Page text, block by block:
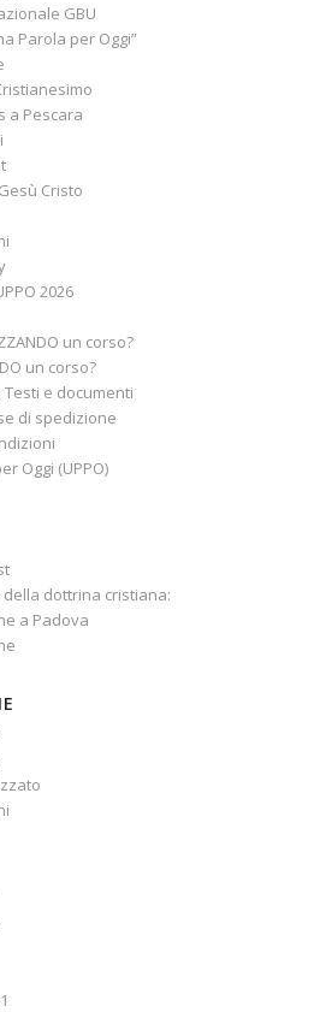
GBU
Parola per Oggi”
a Pescara
Cristo
2026
un corso?
un corso?
e documenti
di spedizione
Oggi (UPPO)
dottrina cristiana:
a Padova